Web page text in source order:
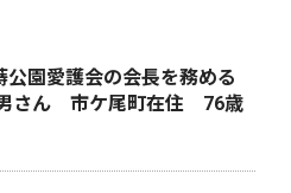
公園愛護会の会長を務める
さん 市ケ尾町在住 76歳